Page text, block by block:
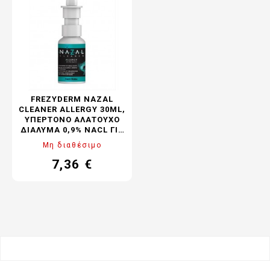
FREZYDERM NAZAL
CLEANER ALLERGY 30ML,
ΥΠΈΡΤΟΝΟ ΑΛΑΤΟΎΧΟ
ΔΙΆΛΥΜΑ 0,9% NACL ΓΙΑ
ΑΝΑΚΟΎΦΙΣΗ ΑΠΌ
ΑΛΛΕΡΓΙΚΉ ΡΙΝΊΤΙΔΑ
Μη διαθέσιμο
Τιμή
7,36 €